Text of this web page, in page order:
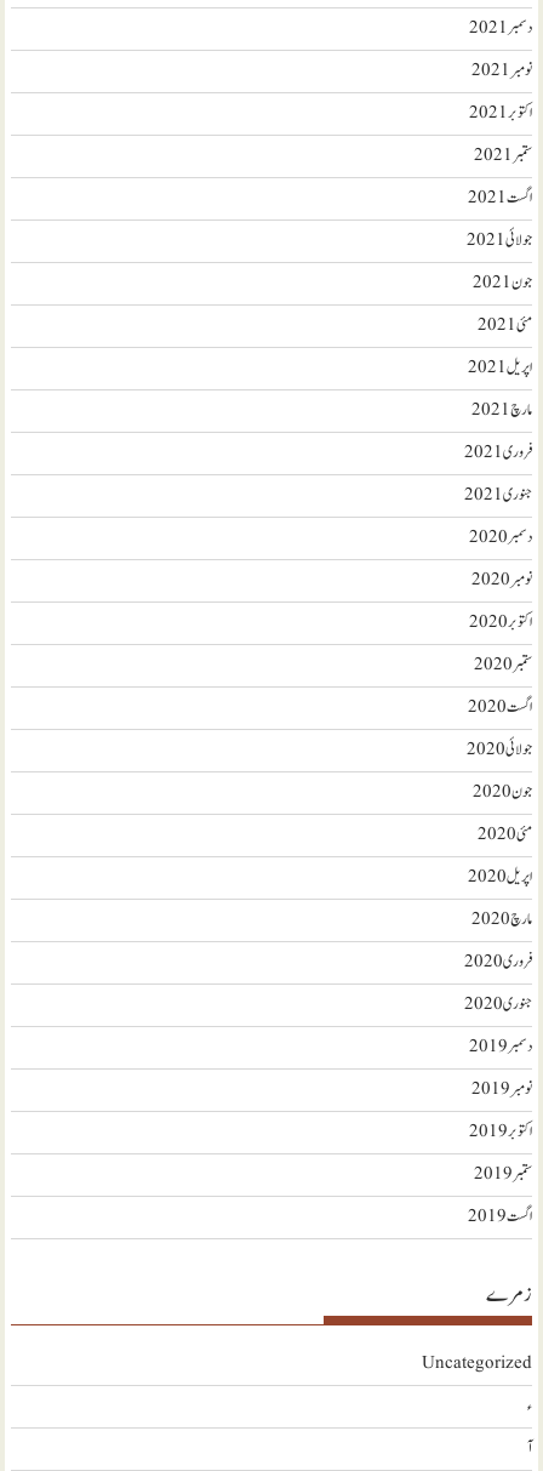
دسمبر 2021
نومبر 2021
اکتوبر 2021
ستمبر 2021
اگست 2021
جولائی 2021
جون 2021
مئی 2021
اپریل 2021
مارچ 2021
فروری 2021
جنوری 2021
دسمبر 2020
نومبر 2020
اکتوبر 2020
ستمبر 2020
اگست 2020
جولائی 2020
جون 2020
مئی 2020
اپریل 2020
مارچ 2020
فروری 2020
جنوری 2020
دسمبر 2019
نومبر 2019
اکتوبر 2019
ستمبر 2019
اگست 2019
زمرے
Uncategorized
ء
آ